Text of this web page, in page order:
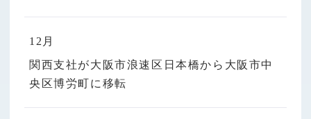
12月
関西支社が大阪市浪速区日本橋から大阪市中
央区博労町に移転